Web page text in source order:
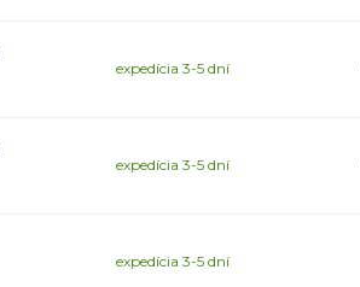
expedícia 3-5 dní
expedícia 3-5 dní
expedícia 3-5 dní